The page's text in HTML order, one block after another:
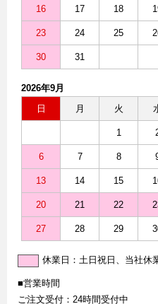
16 17 18
23 24 25
30 31
2026年9月
日
月 火
1
6 7 8
13 14 15
20 21 22
27 28 29
休業日：土日祝日、当社休
■営業時間
ご注文受付：24時間受付中